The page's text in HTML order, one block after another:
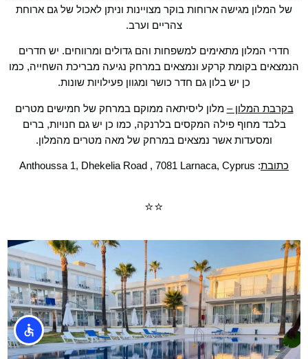
של המלון מגישה ארוחות בוקר מצויינות וניתן לאכול של גם ארוחת
צהריים וערב.
חדרי המלון מתאימים למשפחות והם גדולים ומרווחים. יש חדרים
הנמצאים בקומת קרקע ונמצאים במרחק נגיעה מבריכת השחייה, כמו
כן יש בלון גם חדר כושר ומגוון פעילויות שונות.
בקרבת המלון – מלון ליסיתאה ממוקם במרחק של חמישים מטרים
בלבד מחוף פילה המקסים בלרנקה, כמו כן יש גם חנויות, ברים
ומסעדות אשר נמצאים במרחק של מאה מטרים מהמלון.
כתובת: Anthoussa 1, Dhekelia Road , 7081 Larnaca, Cyprus
⭐⭐